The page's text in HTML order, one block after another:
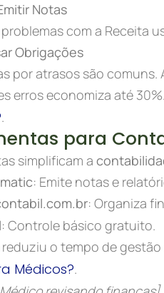
Notas
com a Receita
Obrigações
por atrasos são comuns.
erros economiza até
.
para
simplificam a
: Emite notas e
: Organiza
: Controle básico gratuito.
reduziu o tempo de
Médicos?.